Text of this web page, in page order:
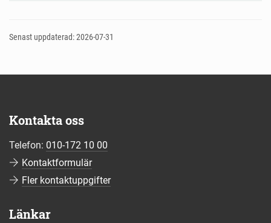
Senast uppdaterad: 2026-07-31
Kontakta oss
Telefon: 010-172 10 00
Kontaktformulär
Fler kontaktuppgifter
Länkar